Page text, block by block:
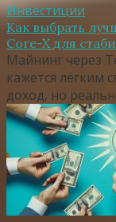
Инвестиции
Как выбрать
Core-X для
Майнинг через
кажется лёгким
доход, но